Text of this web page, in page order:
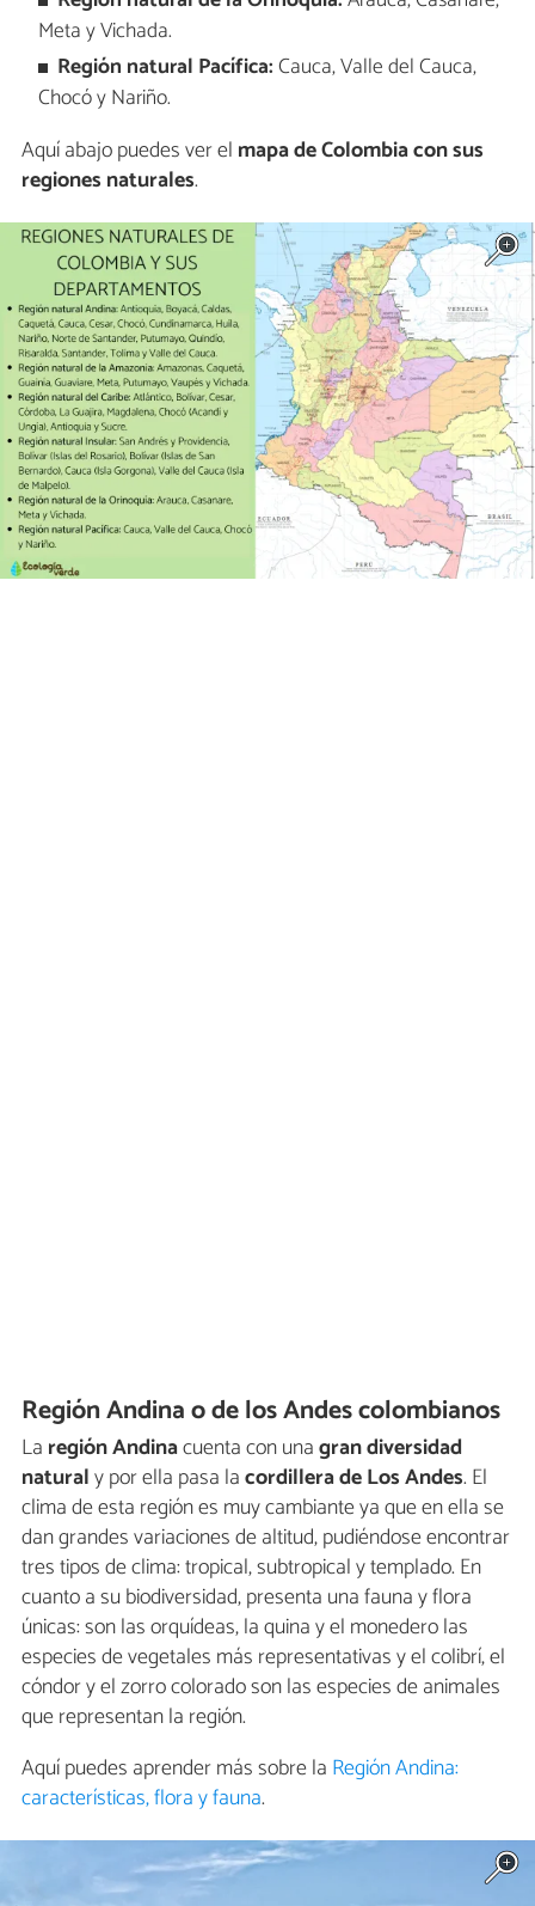
Meta y Vichada.
Región natural Pacífica:Cauca, Valle del Cauca,
Chocó y Nariño.
Aquí abajo puedes ver el mapa de Colombia con sus
regiones naturales.
Región Andina o de los Andes colombianos
La región Andinacuenta con unagran diversidad
naturaly por ella pasa lacordillera de Los Andes. El
clima de esta región es muy cambiante ya que en ella se
dan grandes variaciones de altitud, pudiéndose encontrar
tres tipos de clima: tropical, subtropical y templado. En
cuanto a su biodiversidad, presenta una fauna y flora
únicas: son las orquídeas, la quina y el monedero las
especies de vegetales más representativas y el colibrí, el
cóndor y el zorro colorado son las especies de animales
que representan la región.
Aquí puedes aprender más sobre la Región Andina:
características, flora y fauna.